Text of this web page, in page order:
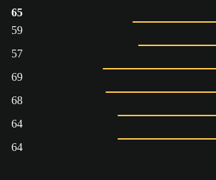
65
59
57
69
68
64
64